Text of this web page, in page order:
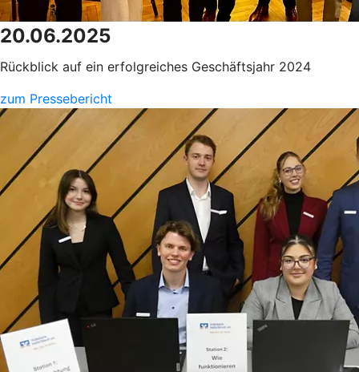
20.06.2025
Rückblick auf ein erfolgreiches Geschäftsjahr 2024
zum Pressebericht